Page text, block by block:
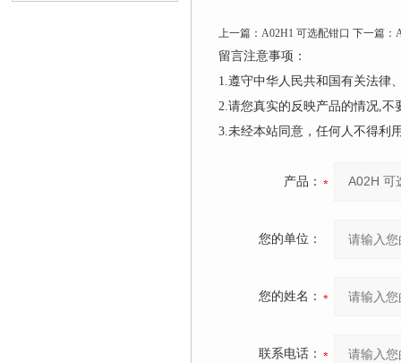
上一篇： A02H1 可选配钳口 下一篇：
留言注意事项：
1.遵守中华人民共和国有关法律
2.请您真实的反映产品的情况,
3.未经本站同意，任何人不得利
产品：
您的单位：
您的姓名：
联系电话：